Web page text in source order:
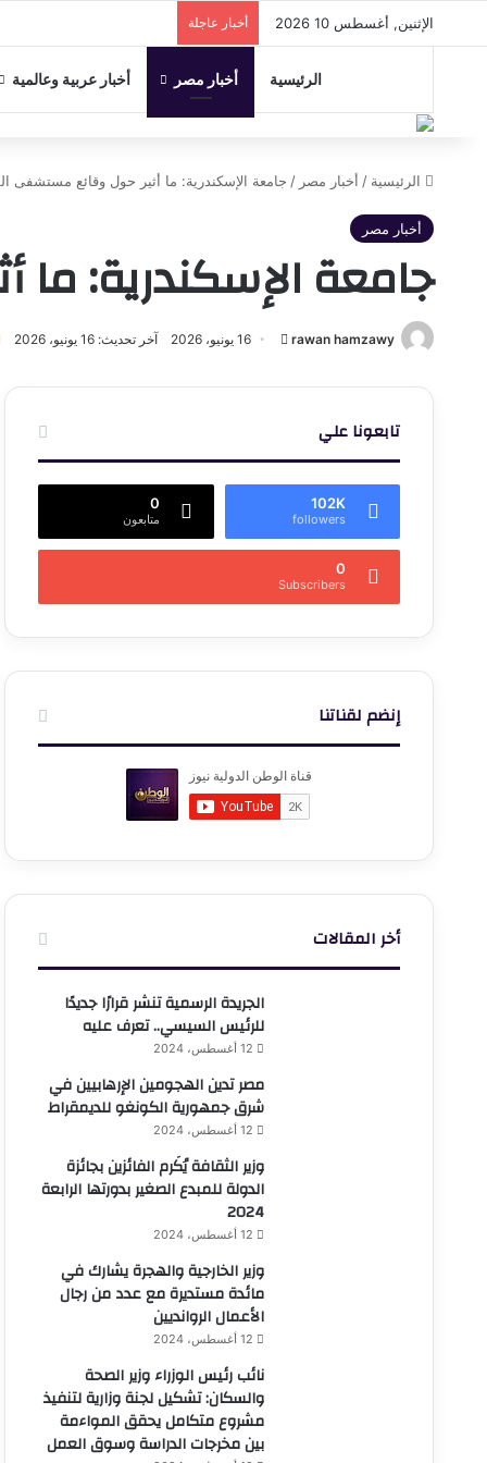
الإثنين, أغسطس 10 2026 أخبار عاجلة
الرئيسية أخبار مصر أخبار عربية وعالمية
الرئيسية / أخبار مصر / جامعة الإسكندرية: ما أثير حول وقائع مستشفى
أخبار مصر
جامعة الإسكندرية:
rawan hamzawy أرسل
إلكترونيا
16 يونيو، 2026 آخر تحديث: 16 يونيو، 2026
تابعونا علي
102K
followers
0
متابعون
0
Subscribers
إنضم لقناتنا
أخر المقالات
الجريدة الرسمية تنشر قرارًا جديدًا
للرئيس السيسي.. تعرف عليه
12 أغسطس، 2024
مصر تدين الهجومين الإرهابيين في
شرق جمهورية الكونغو للديمقراط
12 أغسطس، 2024
وزير الثقافة يُكَرم الفائزين بجائزة
الدولة للمبدع الصغير بدورتها الرابعة
2024
12 أغسطس، 2024
وزير الخارجية والهجرة يشارك في
مائدة مستديرة مع عدد من رجال
الأعمال الروانديين
12 أغسطس، 2024
نائب رئيس الوزراء وزير الصحة
والسكان: تشكيل لجنة وزارية لتنفيذ
مشروع متكامل يحقق المواءمة
بين مخرجات الدراسة وسوق العمل